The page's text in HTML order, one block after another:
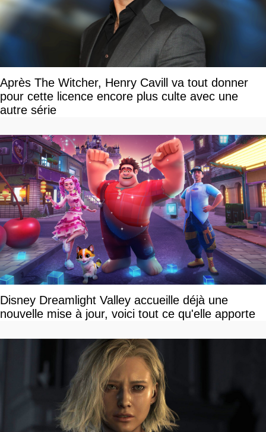
Après The Witcher, Henry Cavill va tout donner
pour cette licence encore plus culte avec une
autre série
Disney Dreamlight Valley accueille déjà une
nouvelle mise à jour, voici tout ce qu'elle apporte